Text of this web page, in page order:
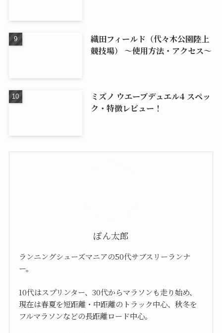
織田フィールド（代々木公園陸上
競技場） 〜使用方法・アクセス〜
ミズノ ウエーブデュエル4 スペッ
ク・特徴レビュー！
ぽん太郎
ランニングシューズマニアの50代サブスリーランナ
ー。
10代はスプリンター、30代からマラソンも走り始め、
現在は春夏を短距離・中距離のトラック中心、秋冬を
フルマラソンなどの長距離ロード中心。